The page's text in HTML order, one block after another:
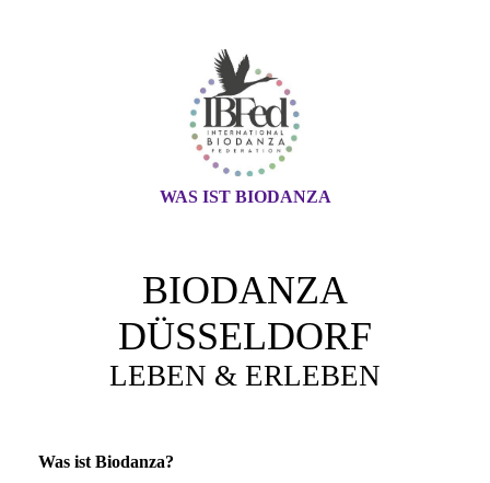
WAS IST BIODANZA
BIODANZA
DÜSSELDORF
LEBEN & ERLEBEN
Was ist Biodanza?